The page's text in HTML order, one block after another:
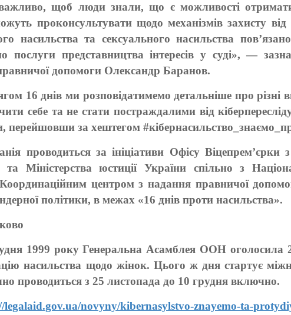
щоб люди знали, що є можливості
проконсультувати щодо механізмів захисту
насильства та сексуального насильства
послуги представництва інтересів у суді», —
допомоги Олександр Баранов.
16 днів ми розповідатимемо детальніше про різні
себе та не стати постраждалими від
перейшовши за хештегом
проводиться за ініціативи Офісу Віцепрем’єрки
та Міністерства юстиції України спільно з
центром з надання правничої
політики, в межах «16 днів проти насильства».
1999 року Генеральна Асамблея ООН оголосила
насильства щодо жінок. Цього ж дня стартує
проводиться з 25 листопада до 10 грудня включно.
legalaid.gov.ua/novyny/kibernasylstvo-znayemo-ta-